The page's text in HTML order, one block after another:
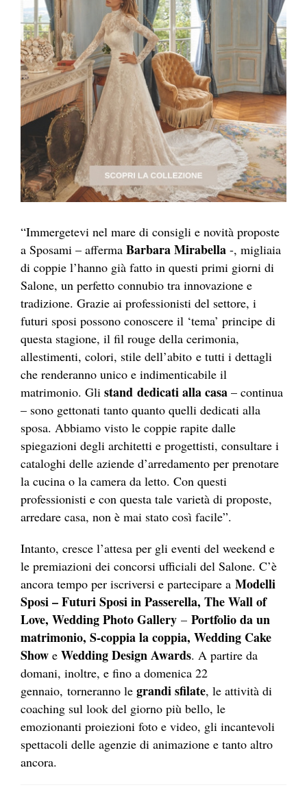
“Immergetevi nel mare di consigli e novità proposte
a Sposami – afferma Barbara Mirabella -, migliaia
di coppie l’hanno già fatto in questi primi giorni di
Salone, un perfetto connubio tra innovazione e
tradizione. Grazie ai professionisti del settore, i
futuri sposi possono conoscere il ‘tema’ principe di
questa stagione, il fil rouge della cerimonia,
allestimenti, colori, stile dell’abito e tutti i dettagli
che renderanno unico e indimenticabile il
matrimonio. Gli stand dedicati alla casa – continua
– sono gettonati tanto quanto quelli dedicati alla
sposa. Abbiamo visto le coppie rapite dalle
spiegazioni degli architetti e progettisti, consultare i
cataloghi delle aziende d’arredamento per prenotare
la cucina o la camera da letto. Con questi
professionisti e con questa tale varietà di proposte,
arredare casa, non è mai stato così facile”.
Intanto, cresce l’attesa per gli eventi del weekend e
le premiazioni dei concorsi ufficiali del Salone. C’è
ancora tempo per iscriversi e partecipare a Modelli
Sposi – Futuri Sposi in Passerella, The Wall of
Love, Wedding Photo Gallery – Portfolio da un
matrimonio, S-coppia la coppia, Wedding Cake
Show e Wedding Design Awards. A partire da
domani, inoltre, e fino a domenica 22
gennaio, torneranno le grandi sfilate, le attività di
coaching sul look del giorno più bello, le
emozionanti proiezioni foto e video, gli incantevoli
spettacoli delle agenzie di animazione e tanto altro
ancora.